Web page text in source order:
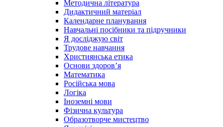
Методична література
Дидактичний матеріал
Календарне планування
Навчальні посібники та підручники
Я досліджую світ
Трудове навчання
Християнська етика
Основи здоров’я
Математика
Російська мова
Логіка
Іноземні мови
Фізична культура
Образотворче мистецтво